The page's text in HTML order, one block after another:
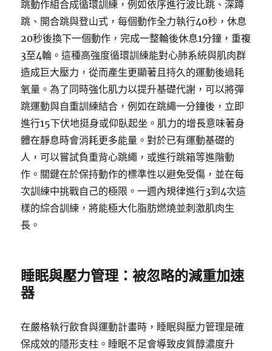
跳動作組合成循環訓練，例如依序進行波比跳、深蹲
跳、開合跳與登山式，每個動作全力執行40秒，休息
20秒後換下一個動作，完成一整輪後休息1分鐘，重複
3至4輪。這種高強度循環訓練能對心肺系統與肌肉群
造成巨大壓力，從而產生更顯著且持久的運動後過耗
氧量。為了同時強化肌力以提升基礎代謝，可以將彈
跳運動與自重訓練結合，例如在跳繩一分鐘後，立即
進行15下伏地挺身或仰臥起坐。肌力的增長意味著身
體在靜息時會消耗更多能量。對於已有運動基礎的
人，可以嘗試負重背心跳繩，或進行跳箱等進階動
作。關鍵在於保持動作的標準性以避免受傷，並在每
次訓練中挑戰自己的極限。一週內規律進行3到4次這
樣的綜合訓練，將能極大化脂肪燃燒並刺激肌肉生
長。
睡眠與壓力管理：被忽略的減重加速
器
在嚴格執行飲食與運動計畫時，睡眠與壓力管理是確
保成效的隱形支柱。睡眠不足會導致皮質醇濃度升